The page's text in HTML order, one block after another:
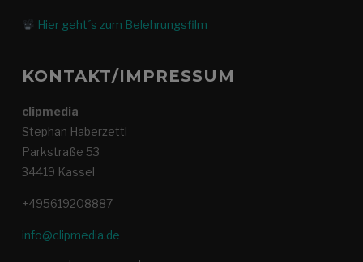
Hier geht´s zum Belehrungsfilm
KONTAKT/IMPRESSUM
clipmedia
Stephan Haberzettl
Parkstraße 53
34419 Kassel
+495619208887
info@clipmedia.de